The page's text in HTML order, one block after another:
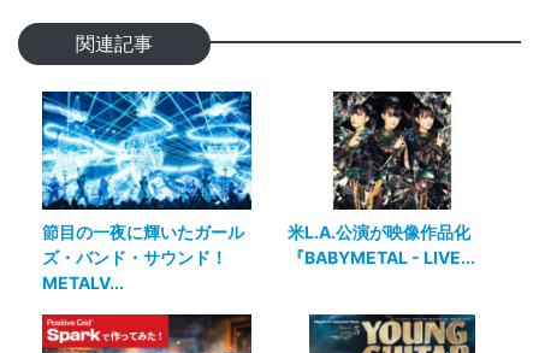
関連記事
節目の一夜に輝いたガール
ズ・バンド・サウンド！
METALV...
米L.A.公演が映像作品化
『BABYMETAL - LIVE...